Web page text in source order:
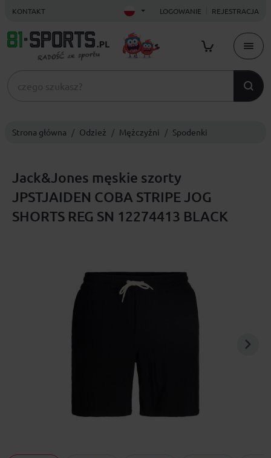
KONTAKT LOGOWANIE REJESTRACJA
Strona główna Odzież Mężczyźni Spodenki
Jack&Jones męskie szorty
JPSTJAIDEN COBA STRIPE JOG
SHORTS REG SN 12274413 BLACK